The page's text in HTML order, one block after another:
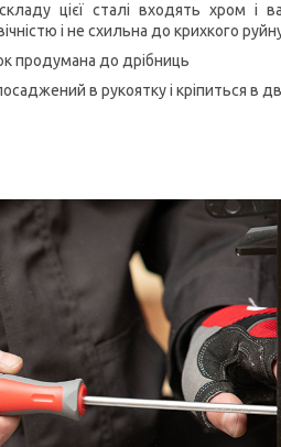
цієї сталі входять хром і
і не схильна до крихкого
продумана до дрібниць
в рукоятку і кріпиться в